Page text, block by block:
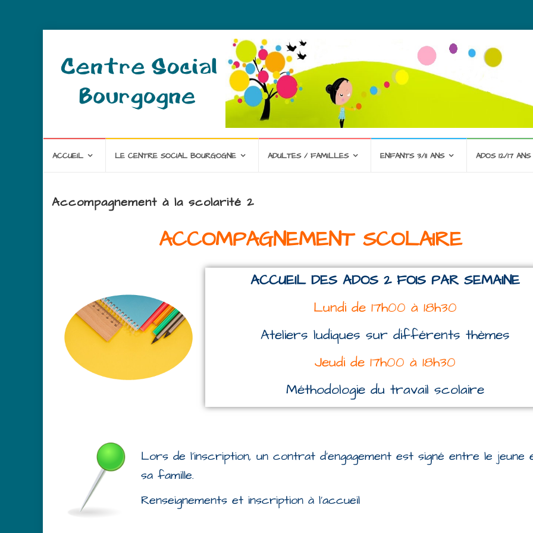
ACCUEIL LE CENTRE SOCIAL BOURGOGNE ADULTES / FAMILLES ENFANTS 3/11 ANS ADOS 12/17 ANS
Accompagnement à la scolarité 2
ACCOMPAGNEMENT SCOLAIRE
ACCUEIL DES ADOS 2 FOIS PAR SEMAINE
Lundi de 17h00 à 18h30
Ateliers ludiques sur différents thèmes
Jeudi de 17h00 à 18h30
Méthodologie du travail scolaire
Lors de l’inscription, un contrat d’engagement est signé entre le jeune
sa famille.
Renseignements et inscription à l’accueil